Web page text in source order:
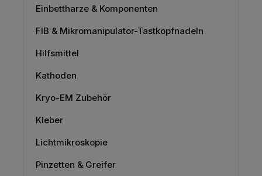
Einbettharze & Komponenten
FIB & Mikromanipulator-Tastkopfnadeln
Hilfsmittel
Kathoden
Kryo-EM Zubehör
Kleber
Lichtmikroskopie
Pinzetten & Greifer